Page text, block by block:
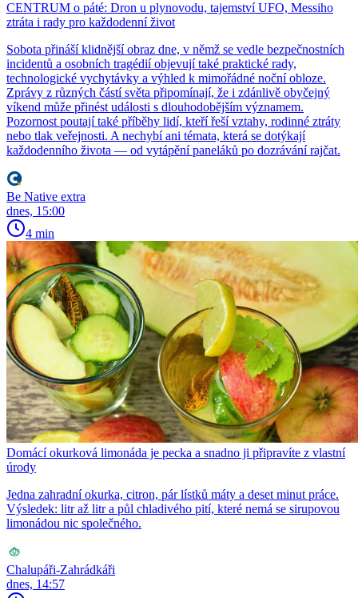
CENTRUM o páté: Dron u plynovodu, tajemství UFO, Messiho
ztráta i rady pro každodenní život
Sobota přináší klidnější obraz dne, v němž se vedle bezpečnostních
incidentů a osobních tragédií objevují také praktické rady,
technologické vychytávky a výhled k mimořádné noční obloze.
Zprávy z různých částí světa připomínají, že i zdánlivě obyčejný
víkend může přinést události s dlouhodobějším významem.
Pozornost poutají také příběhy lidí, kteří řeší vztahy, rodinné ztráty
nebo tlak veřejnosti. A nechybí ani témata, která se dotýkají
každodenního života — od vytápění paneláků po dozrávání rajčat.
Be Native extra
dnes, 15:00
4 min
Domácí okurková limonáda je pecka a snadno ji připravíte z vlastní
úrody
Jedna zahradní okurka, citron, pár lístků máty a deset minut práce.
Výsledek: litr až litr a půl chladivého pití, které nemá se sirupovou
limonádou nic společného.
Chalupáři-Zahrádkáři
dnes, 14:57